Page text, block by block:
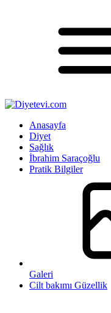
Anasayfa
Diyet
Sağlık
İbrahim Saraçoğlu
Pratik Bilgiler
Galeri
Cilt bakımı Güzellik